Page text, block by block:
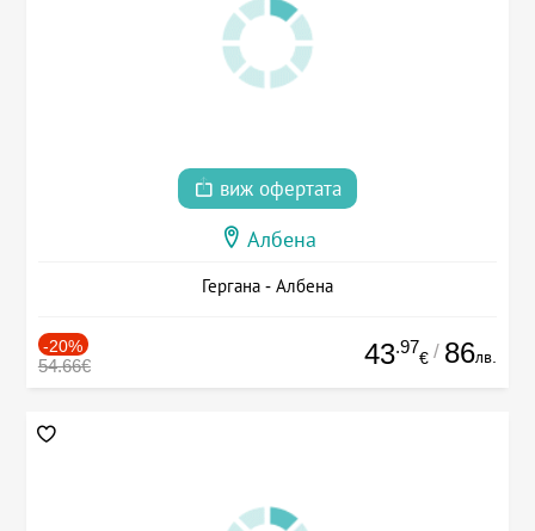
виж офертата
Албена
Гергана - Албена
-20%
54.66€ 43.97
€ / 86лв.